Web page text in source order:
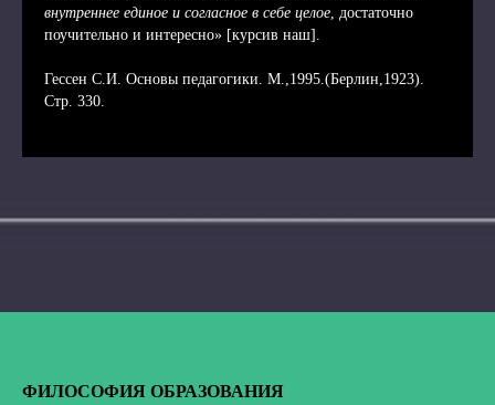
внутреннее единое и согласное в себе целое, достаточно
поучительно и интересно» [курсив наш].
Гессен С.И. Основы педагогики. М.,1995.(Берлин,1923).
Стр. 330.
ФИЛОСОФИЯ ОБРАЗОВАНИЯ